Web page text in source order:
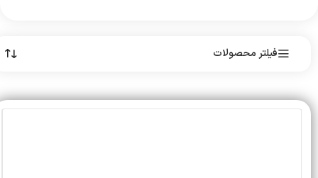
فیلتر محصولات